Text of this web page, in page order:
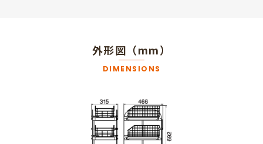
外形図（mm）
DIMENSIONS